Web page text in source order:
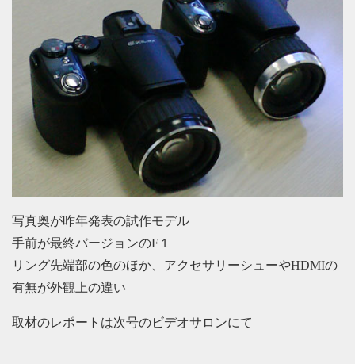
写真奥が昨年発表の試作モデル
手前が最終バージョンのF１
リング先端部の色のほか、アクセサリーシューやHDMIの
有無が外観上の違い
取材のレポートは次号のビデオサロンにて